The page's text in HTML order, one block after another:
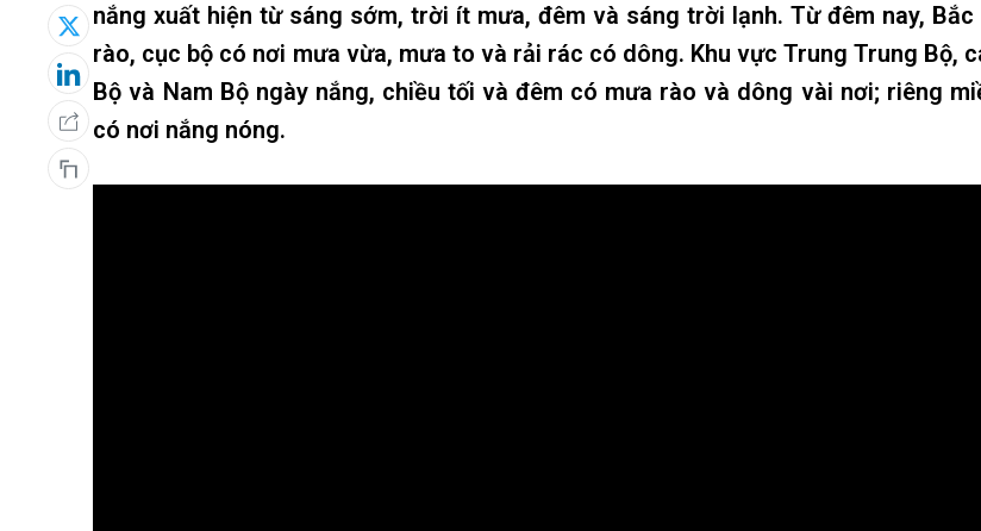
nắng xuất hiện từ sáng sớm, trời ít mưa, đêm và sáng trời lạnh. Từ đêm nay, Bắc
rào, cục bộ có nơi mưa vừa, mưa to và rải rác có dông. Khu vực Trung Trung Bộ,
Bộ và Nam Bộ ngày nắng, chiều tối và đêm có mưa rào và dông vài nơi; riêng
có nơi nắng nóng.